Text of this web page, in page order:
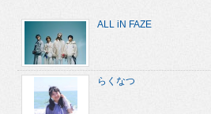
ALL iN FAZE
らくなつ